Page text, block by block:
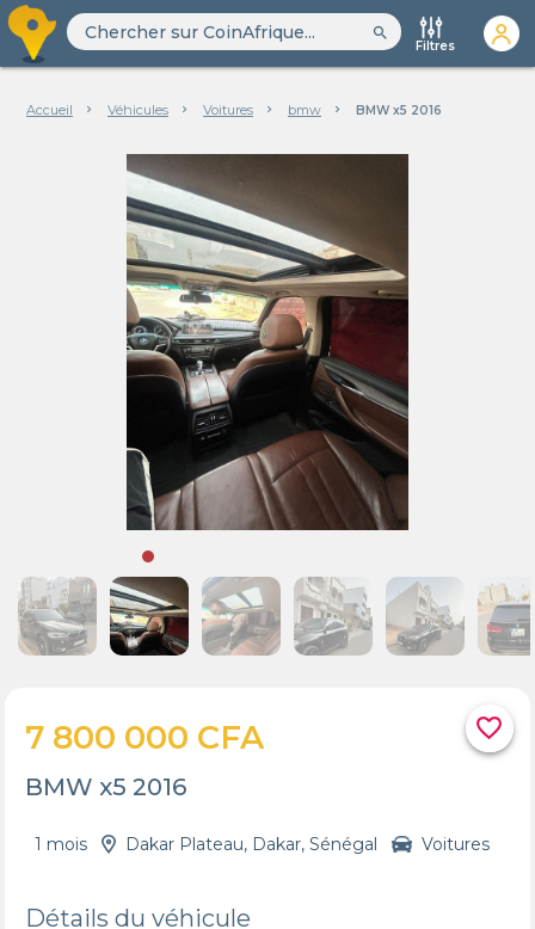
search
Filtres
Accueil Véhicules Voitures bmw BMW x5 2016
favorite_border
7 800 000 CFA
BMW x5 2016
1 mois Dakar Plateau, Dakar, Sénégal Voitures
Détails du véhicule